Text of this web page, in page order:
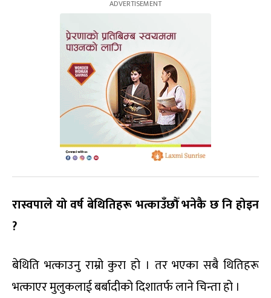
रास्वपाले यो वर्ष बेथितिहरू भत्काउँछौँ भनेकै छ नि होइन
?
बेथिति भत्काउनु राम्रो कुरा हो । तर भएका सबै थितिहरू
भत्काएर मुलुकलाई बर्बादीको दिशातर्फ लाने चिन्ता हो ।